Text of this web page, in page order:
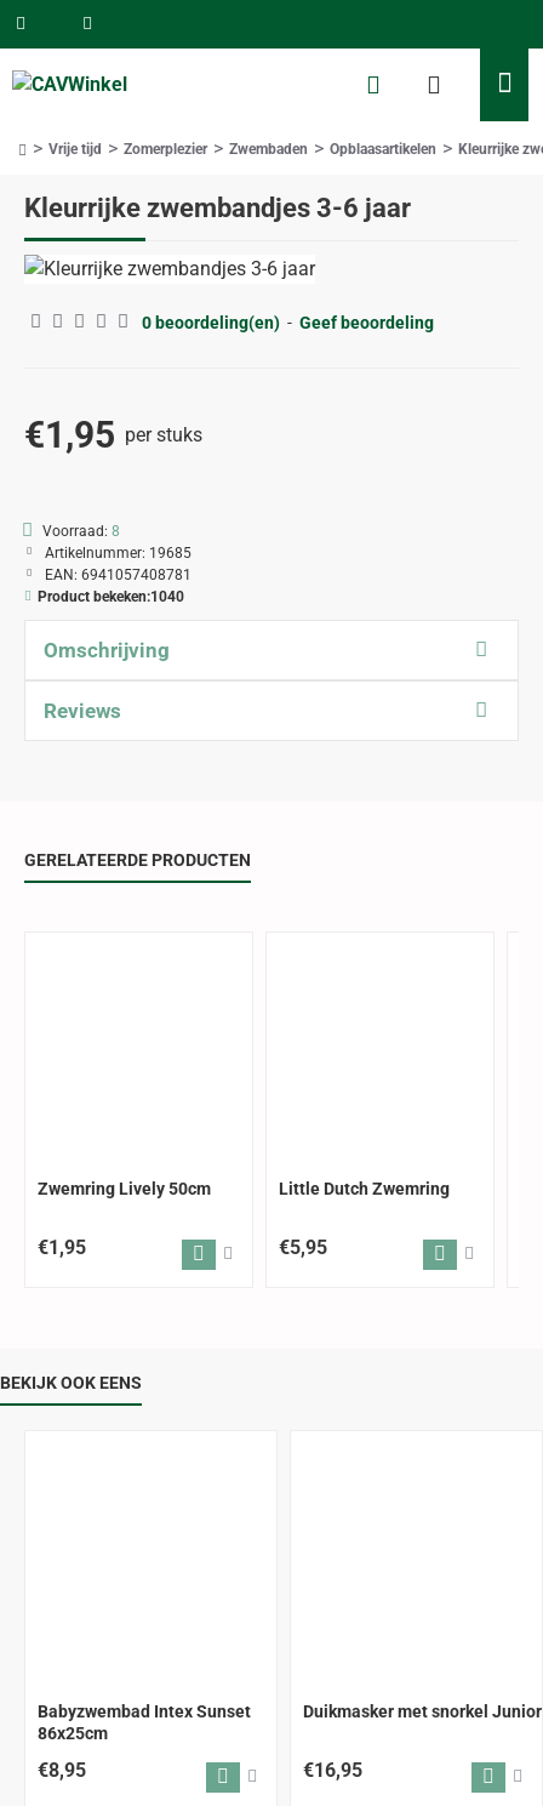
Kleurrijke zwembandjes 3-6 jaar
Vrije tijd Zomerplezier Zwembaden Opblaasartikelen Kleurrijke
0 beoordeling(en) - Geef beoordeling
€1,95 per stuks
Voorraad: 8
Artikelnummer: 19685
EAN: 6941057408781
Product bekeken:1040
Omschrijving
Reviews
GERELATEERDE PRODUCTEN
Zwemring Lively 50cm
€1,95
Little Dutch Zwemring
€5,95
BEKIJK OOK EENS
Babyzwembad Intex Sunset
86x25cm
€8,95
Duikmasker met snorkel Junior
€16,95